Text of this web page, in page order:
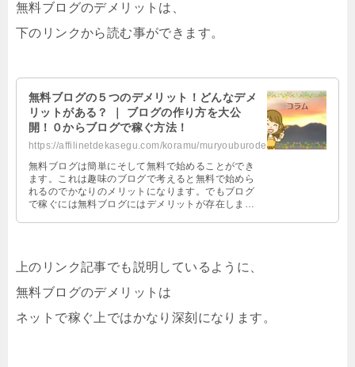
無料ブログのデメリットは、
下のリンクから読む事ができます。
無料ブログの５つのデメリット！どんなデメ
リットがある？ ｜ ブログの作り方を大公
開！０からブログで稼ぐ方法！
https://affilinetdekasegu.com/koramu/muryouburodemeri.html
無料ブログは簡単にそして無料で始めることができ
ます。これは趣味のブログで考えると無料で始めら
れるのでかなりのメリットになります。でもブログ
で稼ぐには無料ブログにはデメリットが存在しま
上のリンク記事でも説明しているように、
無料ブログのデメリットは
ネットで稼ぐ上ではかなり深刻になります。